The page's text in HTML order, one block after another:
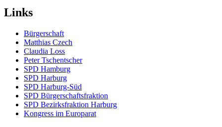
Links
Bürgerschaft
Matthias Czech
Claudia Loss
Peter Tschentscher
SPD Hamburg
SPD Harburg
SPD Harburg-Süd
SPD Bürgerschaftsfraktion
SPD Bezirksfraktion Harburg
Kongress im Europarat